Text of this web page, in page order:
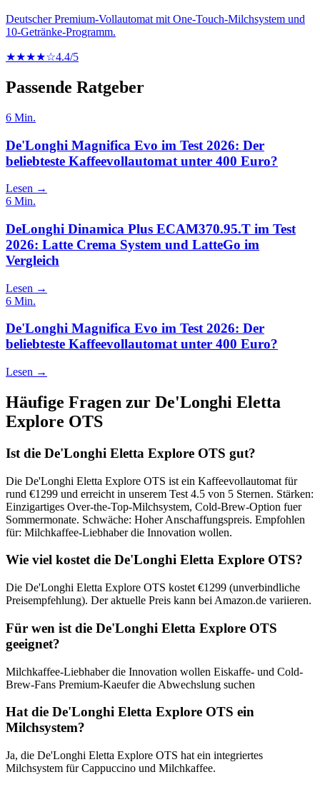
Deutscher Premium-Vollautomat mit One-Touch-Milchsystem und
10-Getränke-Programm.
★★★★☆4.4/5
Passende Ratgeber
6 Min.
De'Longhi Magnifica Evo im Test 2026: Der
beliebteste Kaffeevollautomat unter 400 Euro?
Lesen →
6 Min.
DeLonghi Dinamica Plus ECAM370.95.T im Test
2026: Latte Crema System und LatteGo im
Vergleich
Lesen →
6 Min.
De'Longhi Magnifica Evo im Test 2026: Der
beliebteste Kaffeevollautomat unter 400 Euro?
Lesen →
Häufige Fragen zur De'Longhi Eletta
Explore OTS
Ist die De'Longhi Eletta Explore OTS gut?
Die De'Longhi Eletta Explore OTS ist ein Kaffeevollautomat für
rund €1299 und erreicht in unserem Test 4.5 von 5 Sternen. Stärken:
Einzigartiges Over-the-Top-Milchsystem, Cold-Brew-Option fuer
Sommermonate. Schwäche: Hoher Anschaffungspreis. Empfohlen
für: Milchkaffee-Liebhaber die Innovation wollen.
Wie viel kostet die De'Longhi Eletta Explore OTS?
Die De'Longhi Eletta Explore OTS kostet €1299 (unverbindliche
Preisempfehlung). Der aktuelle Preis kann bei Amazon.de variieren.
Für wen ist die De'Longhi Eletta Explore OTS
geeignet?
Milchkaffee-Liebhaber die Innovation wollen Eiskaffe- und Cold-
Brew-Fans Premium-Kaeufer die Abwechslung suchen
Hat die De'Longhi Eletta Explore OTS ein
Milchsystem?
Ja, die De'Longhi Eletta Explore OTS hat ein integriertes
Milchsystem für Cappuccino und Milchkaffee.